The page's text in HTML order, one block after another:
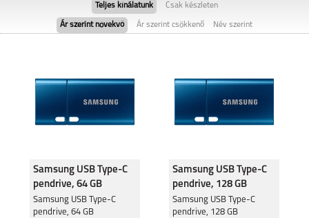
VIVO Y28 4G
VIVO V40
Teljes kínálatunk Csak készleten
Ár szerint növekvő Ár szerint csökkenő Név szerint
Samsung USB Type-C
pendrive, 64 GB
Samsung USB Type-C
pendrive, 64 GB
Samsung USB Type-C
pendrive, 128 GB
Samsung USB Type-C
pendrive, 128 GB